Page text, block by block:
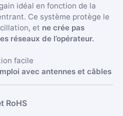
idéal en fonction de la
Ce système protège le
et ne crée pas
réseaux de l’opérateur.
facile
avec antennes et câbles
RoHS